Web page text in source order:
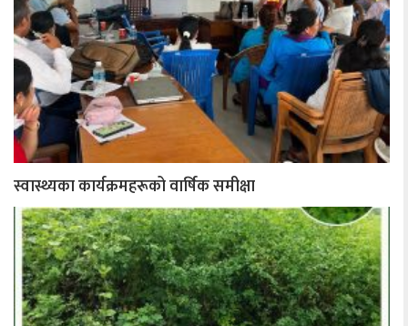
स्वास्थ्यका कार्यक्रमहरूको वार्षिक समीक्षा